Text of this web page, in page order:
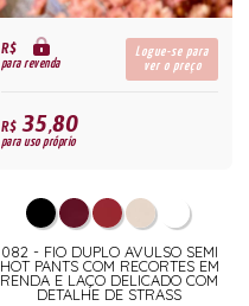
R$
para revenda
Logue-se para
ver o preço
R$35,80
para uso próprio
082 - FIO DUPLO AVULSO SEMI
HOT PANTS COM RECORTES EM
RENDA E LAÇO DELICADO COM
DETALHE DE STRASS